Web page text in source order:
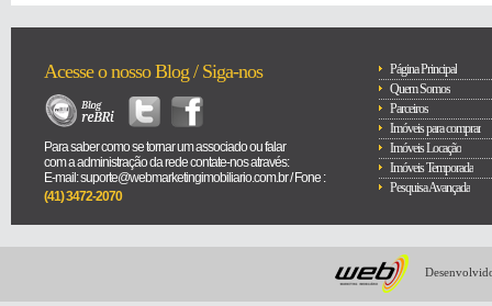
Acesse o nosso Blog / Siga-nos
Para saber como se tornar um associado ou falar
com a administração da rede contate-nos através:
E-mail: suporte@webmarketingimobiliario.com.br / Fone :
(41) 3472-2070
Página Principal
Quem Somos
Parceiros
Imóveis para comprar
Imóveis Locação
Imóveis Temporada
Pesquisa Avançada